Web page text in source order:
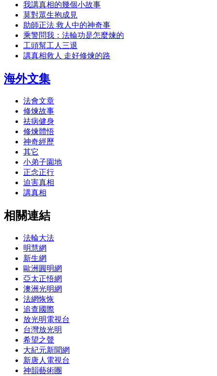
我講真相的幾個小故事
莫對眾生抱成見
助師正法 救人中的神奇事
乘警問我：法輪功是怎麼煉的
工頭幫工人三退
講真相救人 走好修煉的路
海外文集
法會文章
修煉故事
祛病健身
修煉體悟
神奇經歷
其它
小弟子園地
正念正行
迫害真相
講真相
相關連結
法輪大法
明慧網
新生網
歐洲圓明網
亞太正悟網
澳洲光明網
法網恢恢
追查國際
放光明電視台
台灣放光明
希望之聲
大紀元新聞網
新唐人電視台
神韻藝術團